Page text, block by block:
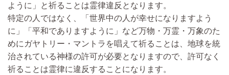
ように」と祈ることは霊律違反となります。
特定の人ではなく、「世界中の人が幸せになりますよう
に」「平和でありますように」など万物・万霊・万象のた
めにガヤトリー・マントラを唱えて祈ることは、地球を統
治されている神様の許可が必要となりますので、許可なく
祈ることは霊律に違反することになります。